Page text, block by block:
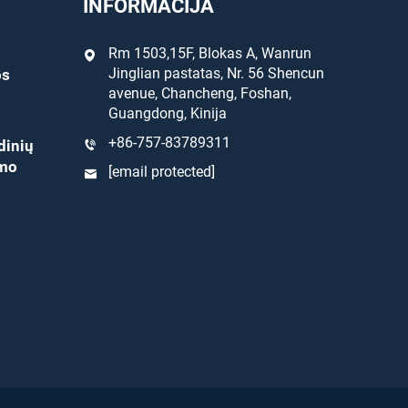
INFORMACIJA
Rm 1503,15F, Blokas A, Wanrun
Jinglian pastatas, Nr. 56 Shencun
avenue, Chancheng, Foshan,
Guangdong, Kinija
+86-757-83789311
[email protected]